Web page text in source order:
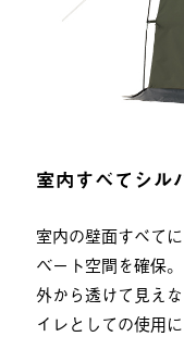
室内すべてシル
室内の壁面すべて
ベート空間を確保。
外から透けて見え
イレとしての使用に